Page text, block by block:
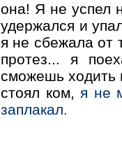
она! Я не успел
удержался и
я не сбежала от
протез... я
сможешь ходить
стоял ком, я не
заплакал.